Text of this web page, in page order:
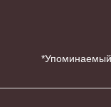
*Упоминаемый